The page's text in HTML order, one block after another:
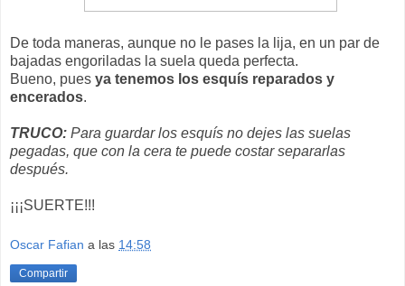
De toda maneras, aunque no le pases la lija, en un par de
bajadas engoriladas la suela queda perfecta.
Bueno, pues ya tenemos los esquís reparados y
encerados.
TRUCO: Para guardar los esquís no dejes las suelas
pegadas, que con la cera te puede costar separarlas
después.
¡¡¡SUERTE!!!
Oscar Fafian a las 14:58
Compartir